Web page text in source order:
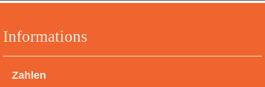
Informations
Zahlen